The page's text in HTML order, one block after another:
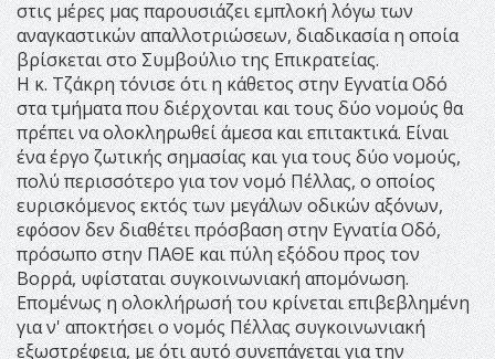
στις μέρες μας παρουσιάζει εμπλοκή λόγω των
αναγκαστικών απαλλοτριώσεων, διαδικασία η οποία
βρίσκεται στο Συμβούλιο της Επικρατείας.
Η κ. Τζάκρη τόνισε ότι η κάθετος στην Εγνατία Οδό
στα τμήματα που διέρχονται και τους δύο νομούς θα
πρέπει να ολοκληρωθεί άμεσα και επιτακτικά. Είναι
ένα έργο ζωτικής σημασίας και για τους δύο νομούς,
πολύ περισσότερο για τον νομό Πέλλας, ο οποίος
ευρισκόμενος εκτός των μεγάλων οδικών αξόνων,
εφόσον δεν διαθέτει πρόσβαση στην Εγνατία Οδό,
πρόσωπο στην ΠΑΘΕ και πύλη εξόδου προς τον
Βορρά, υφίσταται συγκοινωνιακή απομόνωση.
Επομένως η ολοκλήρωσή του κρίνεται επιβεβλημένη
για ν' αποκτήσει ο νομός Πέλλας συγκοινωνιακή
εξωστρέφεια, με ότι αυτό συνεπάγεται για την